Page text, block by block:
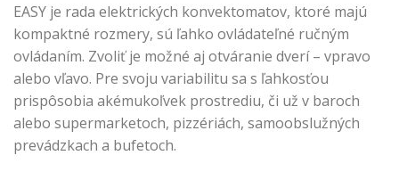
EASY je rada elektrických konvektomatov, ktoré majú
kompaktné rozmery, sú ľahko ovládateľné ručným
ovládaním. Zvoliť je možné aj otváranie dverí – vpravo
alebo vľavo. Pre svoju variabilitu sa s ľahkosťou
prispôsobia akémukoľvek prostrediu, či už v baroch
alebo supermarketoch, pizzériách, samoobslužných
prevádzkach a bufetoch.